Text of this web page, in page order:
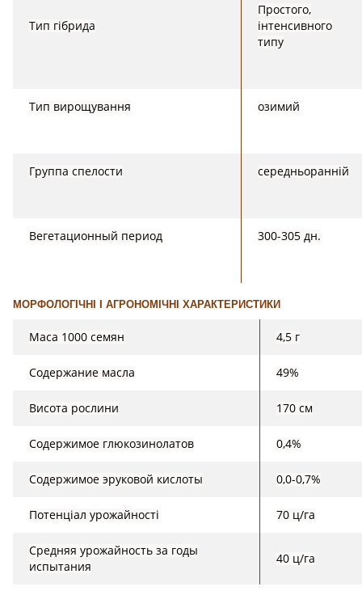
Тип гібрида
Простого,
інтенсивного
типу
Тип вирощування озимий
Группа спелости середньоранній
Вегетационный период 300-305 дн.
МОРФОЛОГІЧНІ І АГРОНОМІЧНІ ХАРАКТЕРИСТИКИ
Маса 1000 семян 4,5 г
Содержание масла 49%
Висота рослини 170 см
Содержимое глюкозинолатов 0,4%
Содержимое эруковой кислоты 0,0-0,7%
Потенціал урожайності 70 ц/га
Средняя урожайность за годы
испытания
40 ц/га